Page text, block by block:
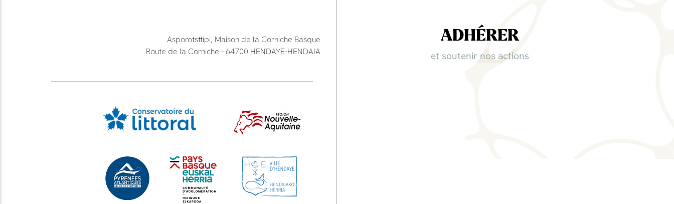
Asporotsttipi, Maison de la Corniche Basque
Route de la Corniche - 64700 HENDAYE-HENDAIA
ADHÉRER
et soutenir nos actions